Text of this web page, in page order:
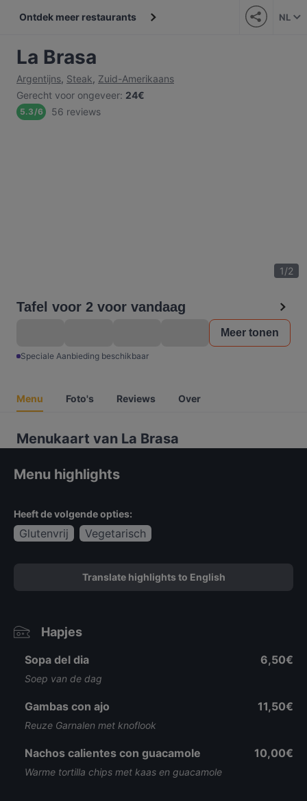
Ontdek meer restaurants NL
La Brasa
Argentijns, Steak, Zuid-Amerikaans
Gerecht voor ongeveer: 24€
5.3/6 56 reviews
1/2
Tafel voor 2 voor vandaag
Meer tonen
Speciale Aanbieding beschikbaar
Menu Foto's Reviews Over
Menukaart van La Brasa
Menu highlights
Heeft de volgende opties:
Glutenvrij Vegetarisch
Translate highlights to English
Hapjes
Sopa del dia
Soep van de dag
6,50€
Gambas con ajo
Reuze Garnalen met knoflook
11,50€
Nachos calientes con guacamole
Warme tortilla chips met kaas en guacamole
10,00€